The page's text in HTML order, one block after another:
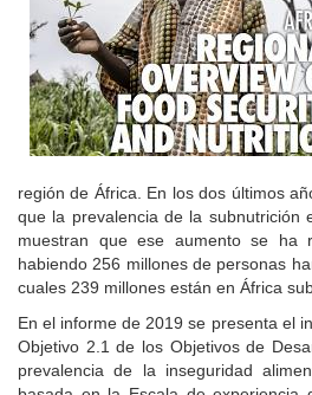
región de África. En los dos últimos
que la prevalencia de la subnutrición
muestran que ese aumento se ha
habiendo 256 millones de personas
cuales 239 millones están en África
En el informe de 2019 se presenta el
Objetivo 2.1 de los Objetivos de
prevalencia de la inseguridad